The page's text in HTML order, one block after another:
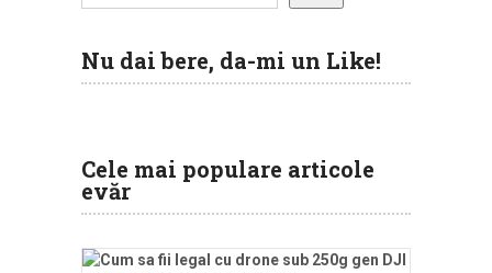
Nu dai bere, da-mi un Like!
Cele mai populare articole
evăr